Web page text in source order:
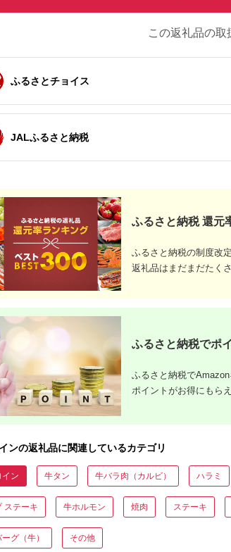
とチョイ
ス
希少部
チボ
キセッ
年 令和
5.0
出典：ふるさとチョイ
ス
岐阜県 大垣市
【秋の大感謝祭開催
中！飛騨牛が抽選で当
たる】A5飛騨牛
『厚切り！』サーロイ
5.0
宮崎県 都城市
宮崎牛サーロインステ
ーキ200g×2_18-
税でお歳
お歳暮
人気！ふるさと納税 佐賀牛
のお得ランキング！
この返礼品の取
ふるさとチョイス
JALふるさと納税
ふるさと納税 還元
ふるさと納税の制度改
返礼品はまだまだたく
ふるさと納税でポ
ふるさと納税で
ポイントがお得にもら
ンの返礼品に関連しているカテゴリ
イン 牛タン 牛バラ肉（カルビ） ハラミ
ステーキ 牛ホルモン 焼肉 ステーキ
グ（牛） その他